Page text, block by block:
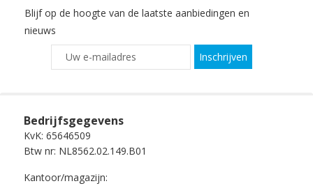
Blijf op de hoogte van de laatste aanbiedingen en
nieuws
Inschrijven
Bedrijfsgegevens
KvK: 65646509
Btw nr: NL8562.02.149.B01
Kantoor/magazijn: